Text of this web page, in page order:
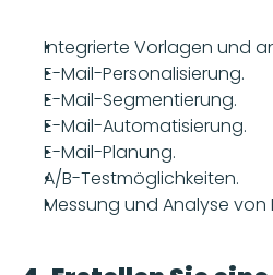
Integrierte Vorlagen und
E-Mail-Personalisierung.
E-Mail-Segmentierung.
E-Mail-Automatisierung.
E-Mail-Planung.
A/B-Testmöglichkeiten.
Messung und Analyse